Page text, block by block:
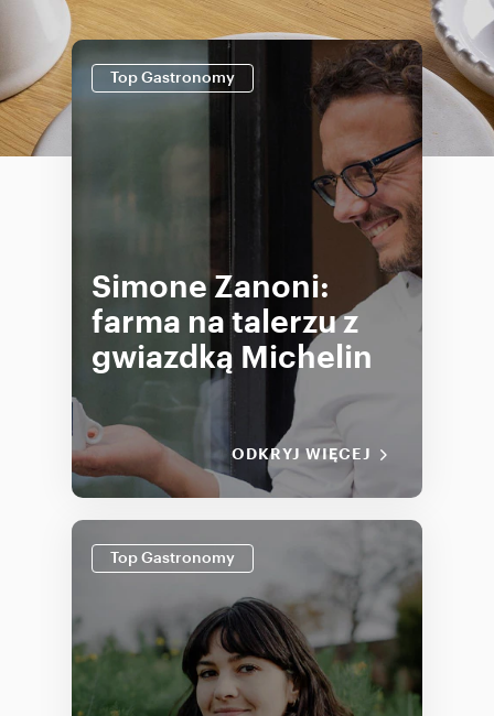
Top Gastronomy
Simone Zanoni:
farma na talerzu z
gwiazdką Michelin
ODKRYJ WIĘCEJ
Top Gastronomy